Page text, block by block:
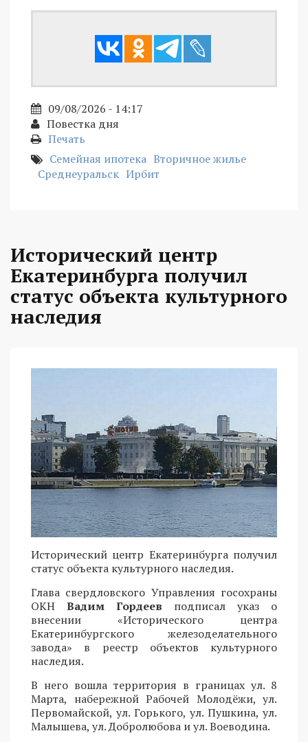
09/08/2026 - 14:17
Повестка дня
Печать
Семейная ипотека Вторичное жилье
Среднеуральск Ирбит
Исторический центр
Екатеринбурга получил
статус объекта культурного
наследия
Исторический центр Екатеринбурга получил
статус объекта культурного наследия.
Глава свердловского Управления госохраны
ОКН Вадим Гордеев подписал указ о
внесении «Исторического центра
Екатеринбургского железоделательного
завода» в реестр объектов культурного
наследия.
В него вошла территория в границах ул. 8
Марта, набережной Рабочей Молодёжи, ул.
Первомайской, ул. Горького, ул. Пушкина, ул.
Малышева, ул. Добролюбова и ул. Воеводина.